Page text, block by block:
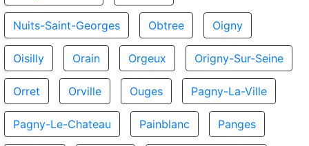
Nuits-Saint-Georges Obtree Oigny
Oisilly Orain Orgeux Origny-Sur-Seine
Orret Orville Ouges Pagny-La-Ville
Pagny-Le-Chateau Painblanc Panges